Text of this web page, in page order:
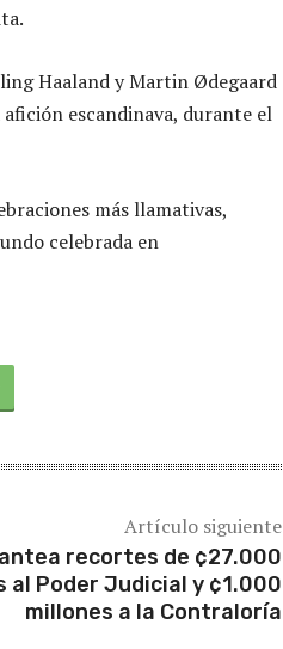
Haaland y Martin Ødegaard
escandinava, durante el
más llamativas,
celebrada en
Artículo siguiente
recortes de ¢27.000
al Poder Judicial y ¢1.000
millones a la Contraloría